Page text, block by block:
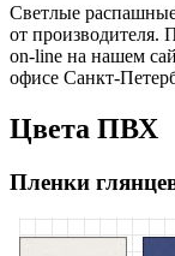
Светлые
от
on-line на нашем
офисе Санкт-
Цвета ПВХ
Пленки